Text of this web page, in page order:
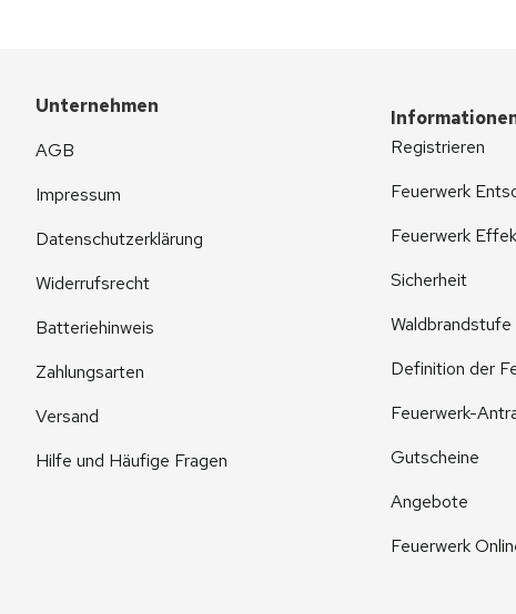
Unternehmen
AGB
Impressum
Datenschutzerklärung
Widerrufsrecht
Batteriehinweis
Zahlungsarten
Versand
Hilfe und Häufige Fragen
Registrieren
Feuerwerk
Feuerwerk
Sicherheit
Waldbrandstufe
Definition der
Feuerwerk-
Gutscheine
Angebote
Feuerwerk